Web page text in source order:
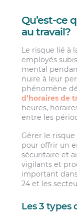
Qu’est-ce
au travail?
Le risque lié à
employés
mental
nuire à leur
phénomène
d’horaires de
heures,
entre les
Gérer le
pour offrir un
sécuritaire et
vigilants et
important
24 et les
Les 3 types